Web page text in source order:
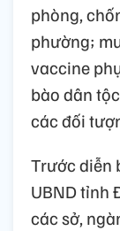
phòng,
phường;
vaccine
bào dân
các đối
Trước diễn
UBND tỉnh
các sở,